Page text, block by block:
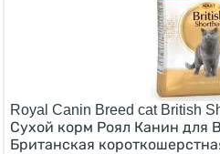
Royal Canin Breed cat British
Сухой корм Роял Канин для
Британская